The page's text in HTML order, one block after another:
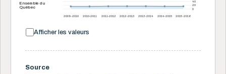
2009-2010 2010-2011 2011-2012 2012-2013 2013-2014 2014-2015 2015-2016
0
20
40
Ensemble du
Québec
Afficher les valeurs
Source